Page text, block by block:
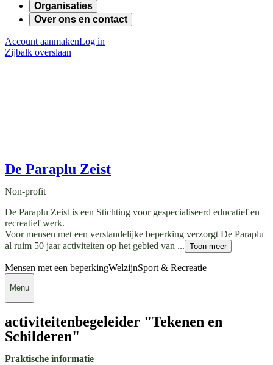
Organisaties
Over ons en contact
Account aanmakenLog in
Zijbalk overslaan
De Paraplu Zeist
Non-profit
De Paraplu Zeist is een Stichting voor gespecialiseerd educatief en
recreatief werk.
Voor mensen met een verstandelijke beperking verzorgt De Paraplu
al ruim 50 jaar activiteiten op het gebied van ... Toon meer
Mensen met een beperkingWelzijnSport & Recreatie
Menu
activiteitenbegeleider "Tekenen en
Schilderen"
Praktische informatie